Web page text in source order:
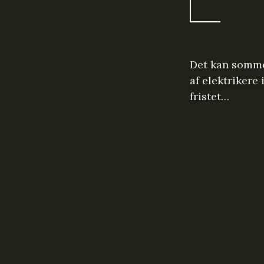
Det kan
af elektrikere
fristet…